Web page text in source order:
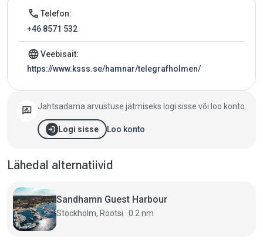
Jahtsadama andmed
call Telefon:
+46 8571 532
languageVeebisait:
https://www.ksss.se/hamnar/telegrafholmen/
rate_review Jahtsadama arvustuse jätmiseks logi sisse või loo konto.
login Logi sisse Loo konto
Lähedal alternatiivid
Sandhamn Guest Harbour
Stockholm, Rootsi · 0.2 nm